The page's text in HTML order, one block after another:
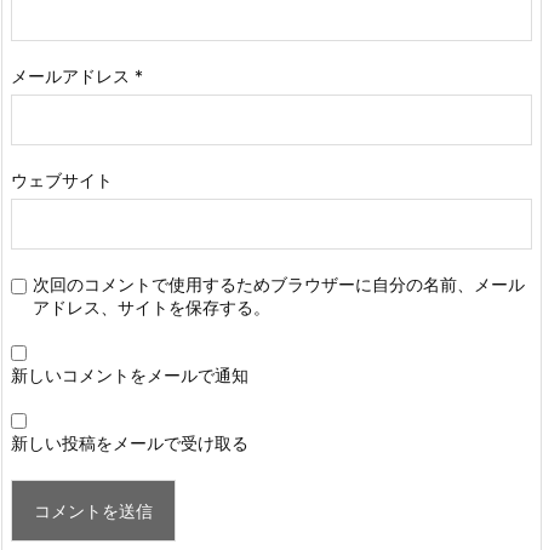
メールアドレス *
ウェブサイト
次回のコメントで使用するためブラウザーに自分の名前、メール
アドレス、サイトを保存する。
新しいコメントをメールで通知
新しい投稿をメールで受け取る